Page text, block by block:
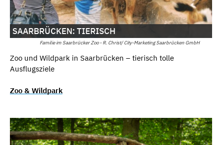
Familie im Saarbrücker Zoo - R. Christ/ City-Marketing Saarbrücken GmbH
SAARBRÜCKEN: TIERISCH
Zoo und Wildpark in Saarbrücken – tierisch tolle
Ausflugsziele
Zoo & Wildpark